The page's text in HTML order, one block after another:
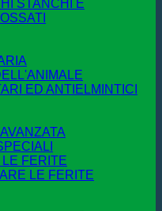
STANCHI E
ED ANTIELMINTICI
FERITE
LE FERITE